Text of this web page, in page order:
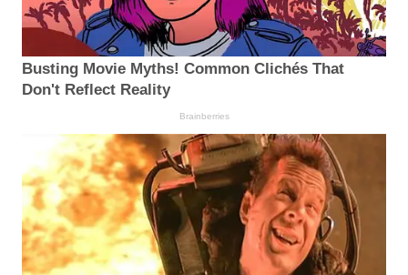
Busting Movie Myths! Common Clichés That
Don't Reflect Reality
Brainberries